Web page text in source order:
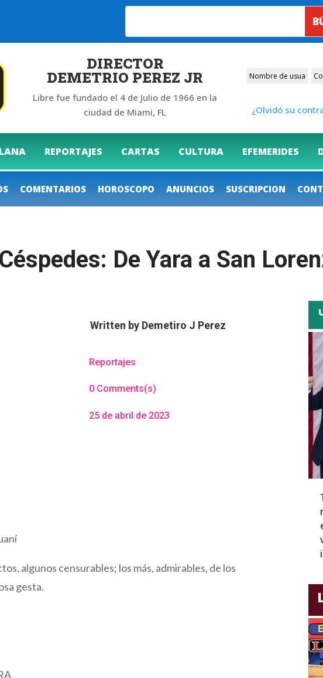
DIRECTOR
DEMETRIO PEREZ JR
Libre fue fundado el 4 de Julio de 1966 en la
ciudad de Miami, FL
¿Olvidó su
REPORTAJES CARTAS CULTURA EFEMERIDES
COMENTARIOS HOROSCOPO ANUNCIOS SUSCRIPCION
De Yara a San
Written by Demetiro J Perez
Reportajes
0 Comments(s)
25 de abril de 2023
algunos censurables; los más, admirables, de los
gesta.